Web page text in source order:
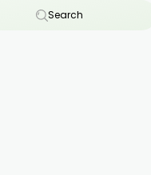
Search